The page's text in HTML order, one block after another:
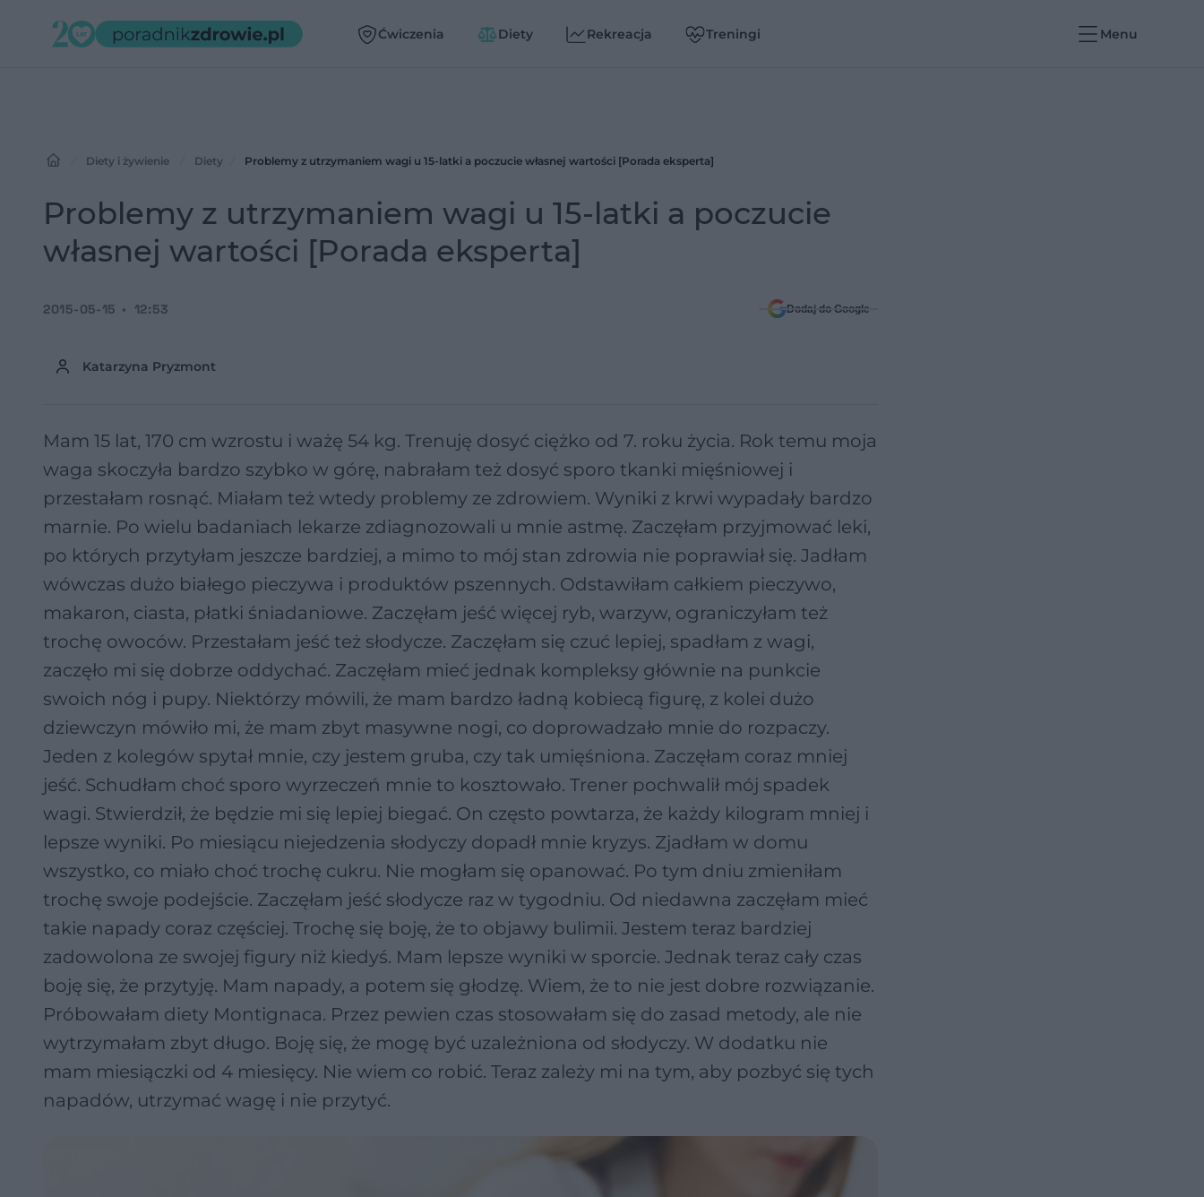
Ćwiczenia Diety Rekreacja Treningi Menu
Diety i żywienie Diety Problemy z utrzymaniem wagi u 15-latki a poczucie własnej wartości [Porada eksperta]
Problemy z utrzymaniem wagi u 15-latki a poczucie
własnej wartości [Porada eksperta]
Katarzyna Pryzmont
2015-05-15 12:53 Dodaj do Google
Mam 15 lat, 170 cm wzrostu i ważę 54 kg. Trenuję dosyć ciężko od 7. roku życia. Rok temu moja
waga skoczyła bardzo szybko w górę, nabrałam też dosyć sporo tkanki mięśniowej i
przestałam rosnąć. Miałam też wtedy problemy ze zdrowiem. Wyniki z krwi wypadały bardzo
marnie. Po wielu badaniach lekarze zdiagnozowali u mnie astmę. Zaczęłam przyjmować leki,
po których przytyłam jeszcze bardziej, a mimo to mój stan zdrowia nie poprawiał się. Jadłam
wówczas dużo białego pieczywa i produktów pszennych. Odstawiłam całkiem pieczywo,
makaron, ciasta, płatki śniadaniowe. Zaczęłam jeść więcej ryb, warzyw, ograniczyłam też
trochę owoców. Przestałam jeść też słodycze. Zaczęłam się czuć lepiej, spadłam z wagi,
zaczęło mi się dobrze oddychać. Zaczęłam mieć jednak kompleksy głównie na punkcie
swoich nóg i pupy. Niektórzy mówili, że mam bardzo ładną kobiecą figurę, z kolei dużo
dziewczyn mówiło mi, że mam zbyt masywne nogi, co doprowadzało mnie do rozpaczy.
Jeden z kolegów spytał mnie, czy jestem gruba, czy tak umięśniona. Zaczęłam coraz mniej
jeść. Schudłam choć sporo wyrzeczeń mnie to kosztowało. Trener pochwalił mój spadek
wagi. Stwierdził, że będzie mi się lepiej biegać. On często powtarza, że każdy kilogram mniej i
lepsze wyniki. Po miesiącu niejedzenia słodyczy dopadł mnie kryzys. Zjadłam w domu
wszystko, co miało choć trochę cukru. Nie mogłam się opanować. Po tym dniu zmieniłam
trochę swoje podejście. Zaczęłam jeść słodycze raz w tygodniu. Od niedawna zaczęłam mieć
takie napady coraz częściej. Trochę się boję, że to objawy bulimii. Jestem teraz bardziej
zadowolona ze swojej figury niż kiedyś. Mam lepsze wyniki w sporcie. Jednak teraz cały czas
boję się, że przytyję. Mam napady, a potem się głodzę. Wiem, że to nie jest dobre rozwiązanie.
Próbowałam diety Montignaca. Przez pewien czas stosowałam się do zasad metody, ale nie
wytrzymałam zbyt długo. Boję się, że mogę być uzależniona od słodyczy. W dodatku nie
mam miesiączki od 4 miesięcy. Nie wiem co robić. Teraz zależy mi na tym, aby pozbyć się tych
napadów, utrzymać wagę i nie przytyć.